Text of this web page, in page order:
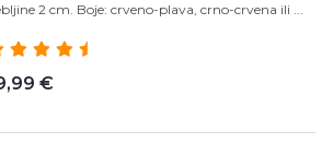
2 cm. Boje: crveno-plava, crno-crvena ili ...
€